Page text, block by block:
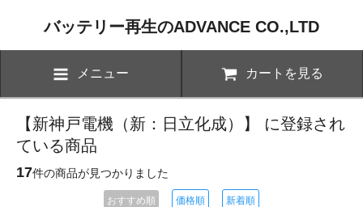
バッテリー再生のADVANCE CO.,LTD
メニュー カートを見る
【新神戸電機（新：日立化成）】 に登録され
ている商品
17件の商品が見つかりました
おすすめ順 価格順 新着順